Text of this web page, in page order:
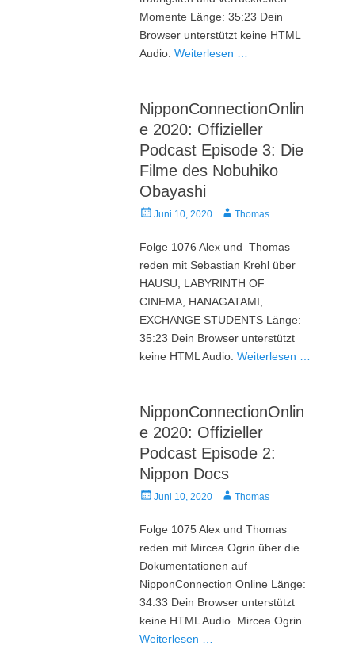
Momente Länge: 35:23 Dein
Browser unterstützt keine HTML
Audio.Weiterlesen …
NipponConnectionOnlin
e 2020: Offizieller
Podcast Episode 3: Die
Filme des Nobuhiko
Obayashi
Veröffentlicht
Juni 10, 2020 AutorThomas
Folge 1076 Alex und Thomas
reden mit Sebastian Krehl über
HAUSU, LABYRINTH OF
CINEMA, HANAGATAMI,
EXCHANGE STUDENTS Länge:
35:23 Dein Browser unterstützt
keine HTML Audio.Weiterlesen …
NipponConnectionOnlin
e 2020: Offizieller
Podcast Episode 2:
Nippon Docs
Veröffentlicht
Juni 10, 2020 AutorThomas
Folge 1075 Alex und Thomas
reden mit Mircea Ogrin über die
Dokumentationen auf
NipponConnection Online Länge:
34:33 Dein Browser unterstützt
keine HTML Audio. Mircea Ogrin
Weiterlesen …